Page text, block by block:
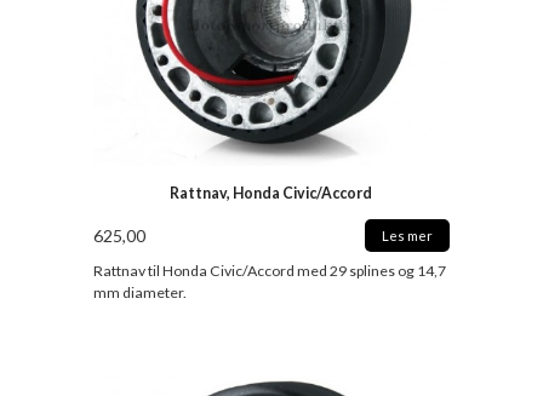
Rattnav, Honda Civic/Accord
625,00 Les mer
Rattnav til Honda Civic/Accord med 29 splines og 14,7
mm diameter.